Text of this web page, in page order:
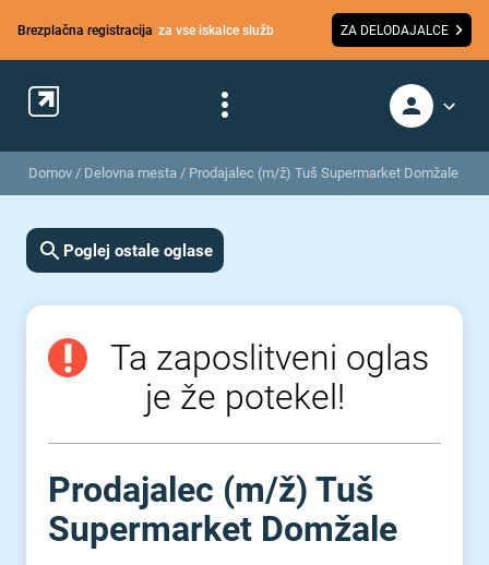
Brezplačna registracija za vse iskalce služb ZA DELODAJALCE
Domov / Delovna mesta / Prodajalec (m/ž) Tuš Supermarket Domžale
Poglej ostale oglase
Ta zaposlitveni oglas
je že potekel!
Prodajalec (m⁠/⁠ž) Tuš
Supermarket Domžale